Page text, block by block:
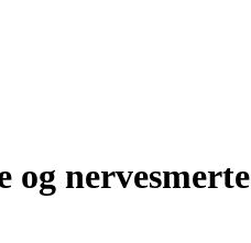
og nervesmerte